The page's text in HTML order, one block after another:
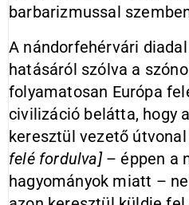
barbarizmussal
A nándorfehérvári
hatásáról szólva a
folyamatosan Európa
civilizáció belátta, hogy
keresztül vezető útvonal
felé fordulva]– éppen a
hagyományok miatt –